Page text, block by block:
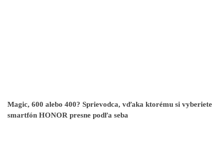
Magic, 600 alebo 400? Sprievodca, vďaka ktorému si vyberiete
smartfón HONOR presne podľa seba